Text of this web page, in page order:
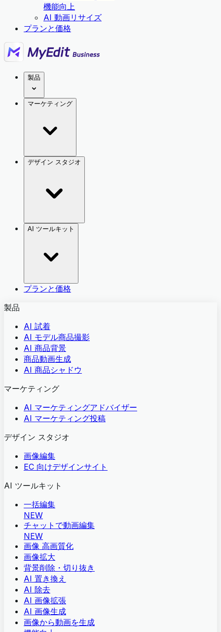
機能向上
AI 動画リサイズ
プランと価格
製品
マーケティング
デザイン スタジオ
AI ツールキット
プランと価格
製品
AI 試着
AI モデル商品撮影
AI 商品背景
商品動画生成
AI 商品シャドウ
マーケティング
AI マーケティングアドバイザー
AI マーケティング投稿
デザイン スタジオ
画像編集
EC 向けデザインサイト
AI ツールキット
一括編集
NEW
チャットで動画編集
NEW
画像 高画質化
画像拡大
背景削除・切り抜き
AI 置き換え
AI 除去
AI 画像拡張
AI 画像生成
画像から動画を生成